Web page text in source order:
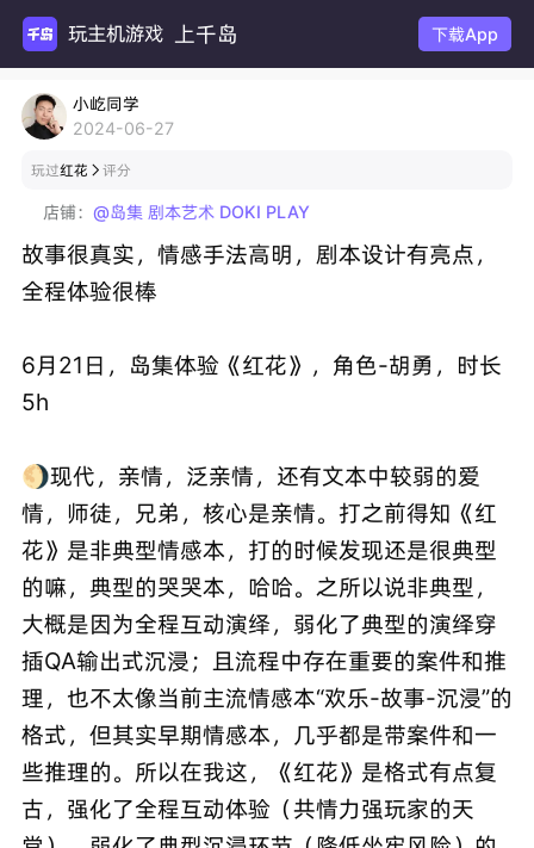
玩主机游戏 上千岛 下载App
小屹同学
2024-06-27
玩过红花  评分
店铺： @岛集 剧本艺术 DOKI PLAY
故事很真实，情感手法高明，剧本设计有亮点，
全程体验很棒
6月21日，岛集体验《红花》，角色-胡勇，时长
5h
🌖现代，亲情，泛亲情，还有文本中较弱的爱
情，师徒，兄弟，核心是亲情。打之前得知《红
花》是非典型情感本，打的时候发现还是很典型
的嘛，典型的哭哭本，哈哈。之所以说非典型，
大概是因为全程互动演绎，弱化了典型的演绎穿
插QA输出式沉浸；且流程中存在重要的案件和推
理，也不太像当前主流情感本“欢乐-故事-沉浸”的
格式，但其实早期情感本，几乎都是带案件和一
些推理的。所以在我这，《红花》是格式有点复
古，强化了全程互动体验（共情力强玩家的天